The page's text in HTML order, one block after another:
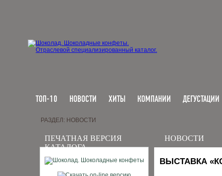
ТОП-10 НОВОСТИ ХИТЫ КОМПАНИИ ДЕГУСТАЦИИ
ПЕЧАТНАЯ ВЕРСИЯ
КАТАЛОГА
РАЗДЕЛ: НОВОСТИ
НОВОСТИ
ВЫСТАВКА